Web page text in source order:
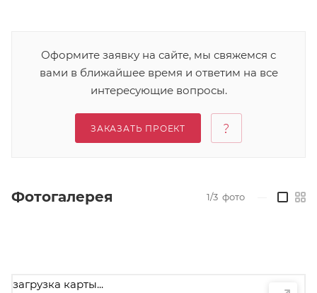
Оформите заявку на сайте, мы свяжемся с
вами в ближайшее время и ответим на все
интересующие вопросы.
ЗАКАЗАТЬ ПРОЕКТ
Фотогалерея 1/3 фото
загрузка карты...